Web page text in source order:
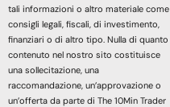
tali informazioni o altro materiale come
consigli legali, fiscali, di investimento,
finanziari o di altro tipo. Nulla di quanto
contenuto nel nostro sito costituisce
una sollecitazione, una
raccomandazione, un’approvazione o
un’offerta da parte di The 10Min Trader